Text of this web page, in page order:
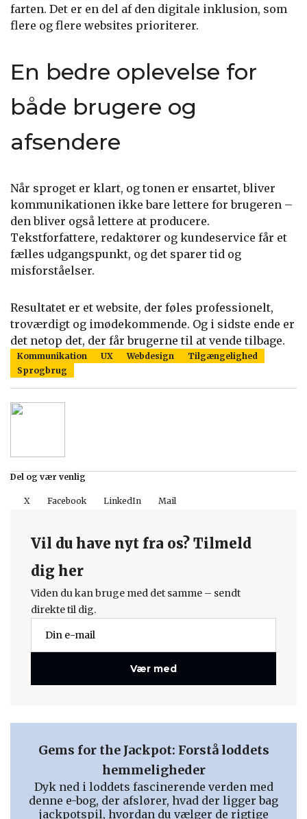
farten. Det er en del af den digitale inklusion, som
flere og flere websites prioriterer.
En bedre oplevelse for
både brugere og
afsendere
Når sproget er klart, og tonen er ensartet, bliver
kommunikationen ikke bare lettere for brugeren –
den bliver også lettere at producere.
Tekstforfattere, redaktører og kundeservice får et
fælles udgangspunkt, og det sparer tid og
misforståelser.
Resultatet er et website, der føles professionelt,
troværdigt og imødekommende. Og i sidste ende er
det netop det, der får brugerne til at vende tilbage.
Kommunikation UX Webdesign
Tilgængelighed
Sprogbrug
Del og vær venlig
X Facebook LinkedIn Mail
Vil du have nyt fra os? Tilmeld
dig her
Viden du kan bruge med det samme – sendt
direkte til dig.
Vær med
Gems for the Jackpot: Forstå loddets
hemmeligheder
Dyk ned i loddets fascinerende verden med
denne e-bog, der afslører, hvad der ligger bag
jackpotspil, hvordan du vælger de rigtige